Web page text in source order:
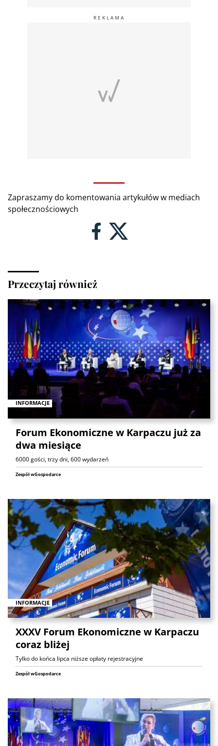
Zapraszamy do komentowania artykułów w mediach
społecznościowych
Przeczytaj również
INFORMACJE
Forum Ekonomiczne w Karpaczu już za
dwa miesiące
6000 gości, trzy dni, 600 wydarzeń
Zespół wGospodarce
INFORMACJE
XXXV Forum Ekonomiczne w Karpaczu
coraz bliżej
Tylko do końca lipca niższe opłaty rejestracyjne
Zespół wGospodarce